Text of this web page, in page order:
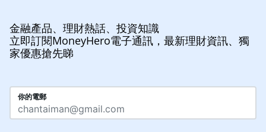
金融產品、理財熱話、投資知識
立即訂閱MoneyHero電子通訊，最新理財資訊、獨
家優惠搶先睇